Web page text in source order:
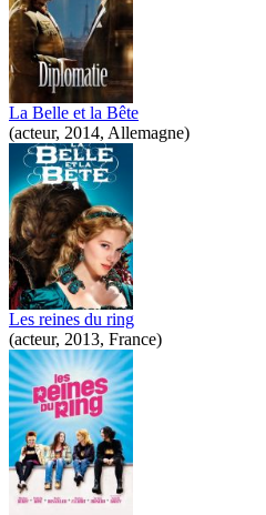
La Belle et la Bête
(acteur, 2014, Allemagne)
Les reines du ring
(acteur, 2013, France)